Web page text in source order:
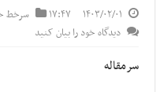
۱۴۰۳/۰۲/۰۱ ۱۷:۴۷ سرخط
دیدگاه خود را بیان کنید
سرمقاله